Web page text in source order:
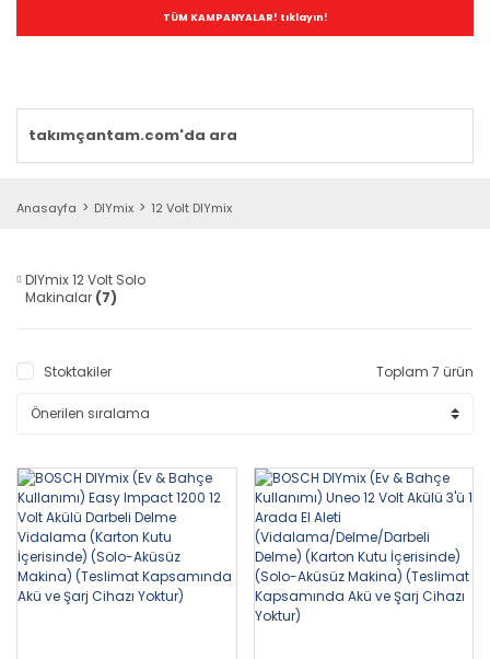
TÜM KAMPANYALAR! tıklayın!
Anasayfa DIYmix 12 Volt DIYmix
DIYmix 12 Volt Solo
Makinalar (7)
Stoktakiler Toplam 7 ürün